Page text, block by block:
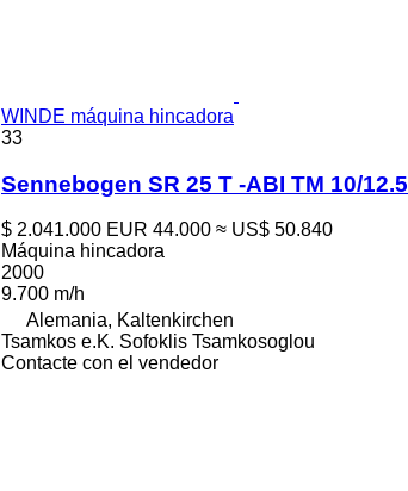
WINDE máquina hincadora
33
Sennebogen SR 25 T -ABI TM 10/
$ 2.041.000 EUR 44.000 ≈ US$ 50.840
Máquina hincadora
2000
9.700 m/h
Alemania, Kaltenkirchen
Tsamkos e.K. Sofoklis Tsamkosoglou
Contacte con el vendedor